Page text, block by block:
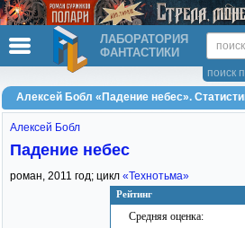
ЛАБОРАТОРИЯ
ФАНТАСТИКИ
поиск
Алексей Бобл «Падение небес».
Рейтинг
Средняя оценка:
Алексей Бобл
Падение небес
роман, 2011 год; цикл «Технотьма»